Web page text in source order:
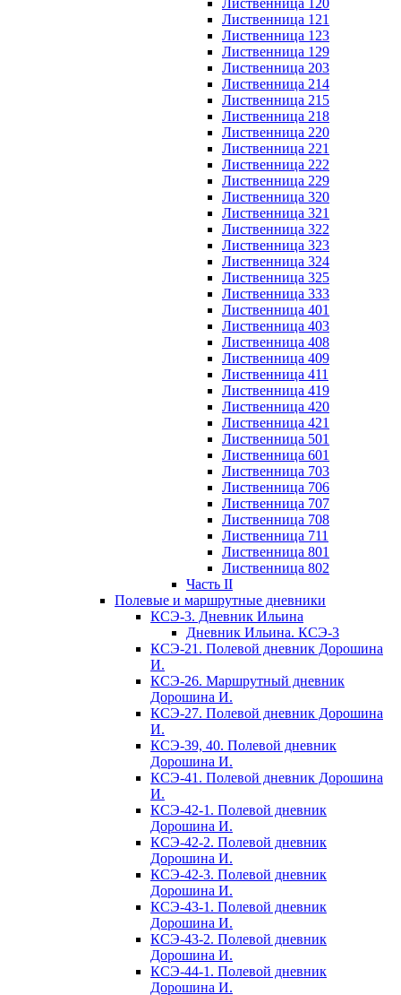
Лиственница 120
Лиственница 121
Лиственница 123
Лиственница 129
Лиственница 203
Лиственница 214
Лиственница 215
Лиственница 218
Лиственница 220
Лиственница 221
Лиственница 222
Лиственница 229
Лиственница 320
Лиственница 321
Лиственница 322
Лиственница 323
Лиственница 324
Лиственница 325
Лиственница 333
Лиственница 401
Лиственница 403
Лиственница 408
Лиственница 409
Лиственница 411
Лиственница 419
Лиственница 420
Лиственница 421
Лиственница 501
Лиственница 601
Лиственница 703
Лиственница 706
Лиственница 707
Лиственница 708
Лиственница 711
Лиственница 801
Лиственница 802
Часть II
Полевые и маршрутные дневники
КСЭ-3. Дневник Ильина
Дневник Ильина. КСЭ-3
КСЭ-21. Полевой дневник Дорошина
И.
КСЭ-26. Маршрутный дневник
Дорошина И.
КСЭ-27. Полевой дневник Дорошина
И.
КСЭ-39, 40. Полевой дневник
Дорошина И.
КСЭ-41. Полевой дневник Дорошина
И.
КСЭ-42-1. Полевой дневник
Дорошина И.
КСЭ-42-2. Полевой дневник
Дорошина И.
КСЭ-42-3. Полевой дневник
Дорошина И.
КСЭ-43-1. Полевой дневник
Дорошина И.
КСЭ-43-2. Полевой дневник
Дорошина И.
КСЭ-44-1. Полевой дневник
Дорошина И.